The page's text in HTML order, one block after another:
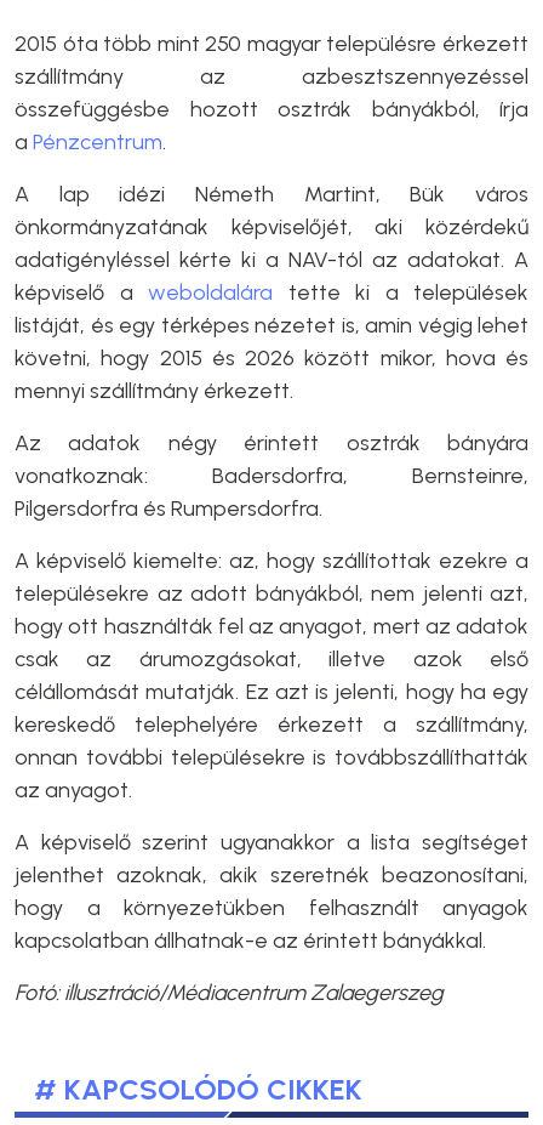
2015 óta több mint 250 magyar településre érkezett
szállítmány az azbesztszennyezéssel
összefüggésbe hozott osztrák bányákból, írja
a Pénzcentrum.
A lap idézi Németh Martint, Bük város
önkormányzatának képviselőjét, aki közérdekű
adatigényléssel kérte ki a NAV-tól az adatokat. A
képviselő a weboldalára tette ki a települések
listáját, és egy térképes nézetet is, amin végig lehet
követni, hogy 2015 és 2026 között mikor, hova és
mennyi szállítmány érkezett.
Az adatok négy érintett osztrák bányára
vonatkoznak: Badersdorfra, Bernsteinre,
Pilgersdorfra és Rumpersdorfra.
A képviselő kiemelte: az, hogy szállítottak ezekre a
településekre az adott bányákból, nem jelenti azt,
hogy ott használták fel az anyagot, mert az adatok
csak az árumozgásokat, illetve azok első
célállomását mutatják. Ez azt is jelenti, hogy ha egy
kereskedő telephelyére érkezett a szállítmány,
onnan további településekre is továbbszállíthatták
az anyagot.
A képviselő szerint ugyanakkor a lista segítséget
jelenthet azoknak, akik szeretnék beazonosítani,
hogy a környezetükben felhasznált anyagok
kapcsolatban állhatnak-e az érintett bányákkal.
Fotó: illusztráció/Médiacentrum Zalaegerszeg
# KAPCSOLÓDÓ CIKKEK